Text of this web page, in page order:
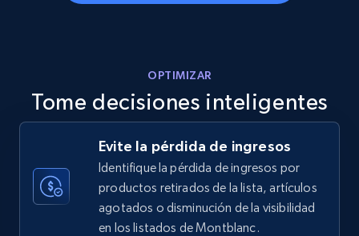
using sku numbers
URL, Final price, Sku, Currency, Gtin,
Specifications, Image urls, Top reviews, and
OPTIMIZAR
Tome decisiones inteligentes
Evite la pérdida de ingresos
Identifique la pérdida de ingresos por
productos retirados de la lista, artículos
agotados o disminución de la visibilidad
en los listados de Montblanc.